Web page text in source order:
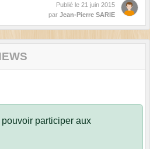
Publié le 21 juin 2015
par Jean-Pierre SARIE
pouvoir participer aux